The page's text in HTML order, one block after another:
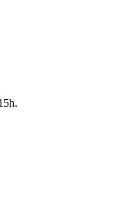
15h.⠀⠀⠀⠀⠀⠀